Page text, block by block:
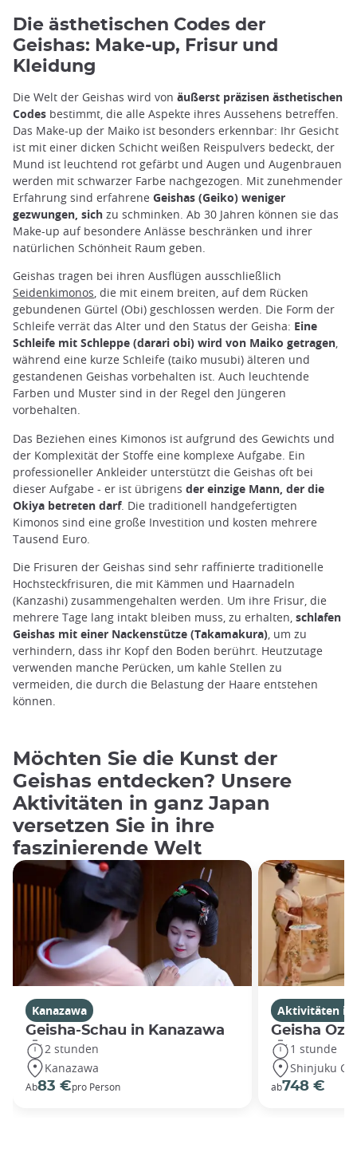
Die ästhetischen Codes der
Geishas: Make-up, Frisur und
Kleidung
Die Welt der Geishas wird von äußerst präzisen ästhetischen
Codes bestimmt, die alle Aspekte ihres Aussehens betreffen.
Das Make-up der Maiko ist besonders erkennbar: Ihr Gesicht
ist mit einer dicken Schicht weißen Reispulvers bedeckt, der
Mund ist leuchtend rot gefärbt und Augen und Augenbrauen
werden mit schwarzer Farbe nachgezogen. Mit zunehmender
Erfahrung sind erfahrene Geishas (Geiko) weniger
gezwungen, sich zu schminken. Ab 30 Jahren können sie das
Make-up auf besondere Anlässe beschränken und ihrer
natürlichen Schönheit Raum geben.
Geishas tragen bei ihren Ausflügen ausschließlich
Seidenkimonos, die mit einem breiten, auf dem Rücken
gebundenen Gürtel (Obi) geschlossen werden. Die Form der
Schleife verrät das Alter und den Status der Geisha: Eine
Schleife mit Schleppe (darari obi) wird von Maiko getragen,
während eine kurze Schleife (taiko musubi) älteren und
gestandenen Geishas vorbehalten ist. Auch leuchtende
Farben und Muster sind in der Regel den Jüngeren
vorbehalten.
Das Beziehen eines Kimonos ist aufgrund des Gewichts und
der Komplexität der Stoffe eine komplexe Aufgabe. Ein
professioneller Ankleider unterstützt die Geishas oft bei
dieser Aufgabe - er ist übrigens der einzige Mann, der die
Okiya betreten darf. Die traditionell handgefertigten
Kimonos sind eine große Investition und kosten mehrere
Tausend Euro.
Die Frisuren der Geishas sind sehr raffinierte traditionelle
Hochsteckfrisuren, die mit Kämmen und Haarnadeln
(Kanzashi) zusammengehalten werden. Um ihre Frisur, die
mehrere Tage lang intakt bleiben muss, zu erhalten, schlafen
Geishas mit einer Nackenstütze (Takamakura) , um zu
verhindern, dass ihr Kopf den Boden berührt. Heutzutage
verwenden manche Perücken, um kahle Stellen zu
vermeiden, die durch die Belastung der Haare entstehen
können.
Möchten Sie die Kunst der
Geishas entdecken? Unsere
Aktivitäten in ganz Japan
versetzen Sie in ihre
faszinierende Welt
Kanazawa
Geisha-Schau in Kanazawa
2 stunden
Kanazawa
Ab83 €pro Person
Aktivitäten in
Geisha
1 stunde
Shinjuku
ab748 €